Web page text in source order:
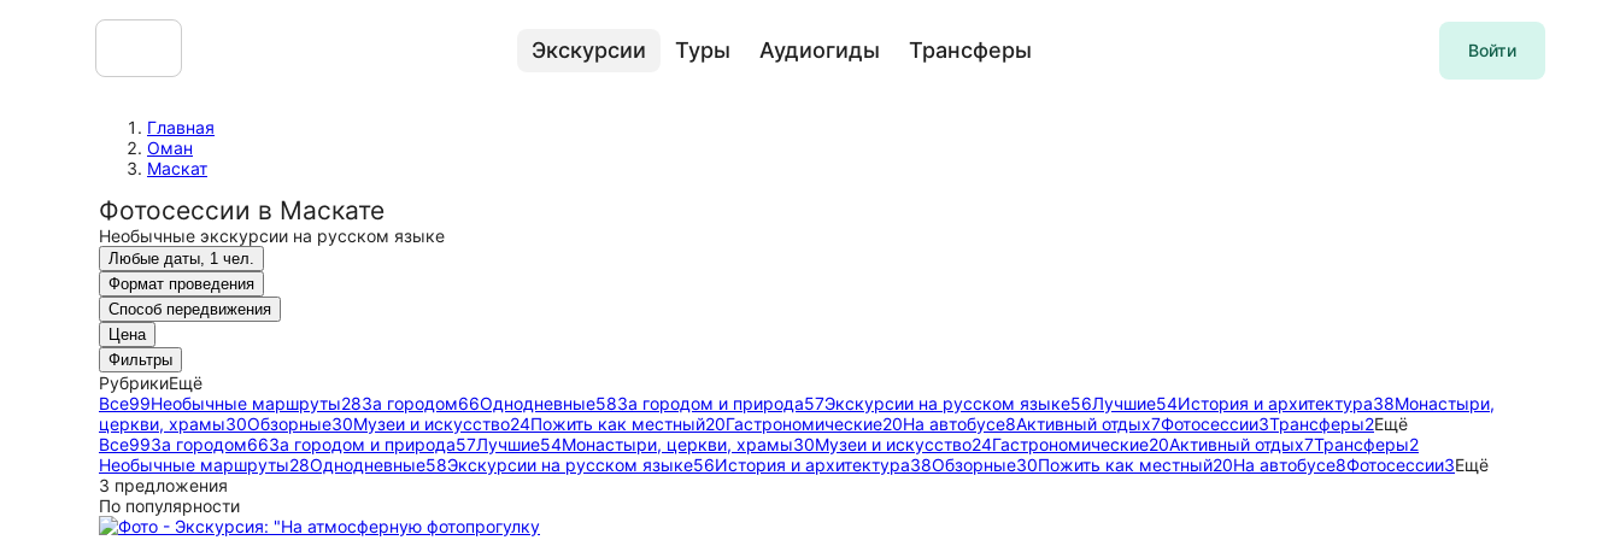
Экскурсии Туры Аудиогиды Трансферы Войти
Главная
Оман
Маскат
Фотосессии в Маскате
Необычные экскурсии на русском языке
Любые даты, 1 чел.
Формат проведения
Способ передвижения
Цена
Фильтры
РубрикиЕщё
Все99Необычные маршруты28За городом66Однодневные58За городом и природа57Экскурсии на русском языке56Лучшие54История и архитектура38Монастыри,
церкви, храмы30Обзорные30Музеи и искусство24Пожить как местный20Гастрономические20На автобусе8Активный отдых7Фотосессии3Трансферы2Ещё
Все99За городом66За городом и природа57Лучшие54Монастыри, церкви, храмы30Музеи и искусство24Гастрономические20Активный отдых7Трансферы2
Необычные маршруты28Однодневные58Экскурсии на русском языке56История и архитектура38Обзорные30Пожить как местный20На автобусе8Фотосессии3Ещё
3 предложения
По популярности